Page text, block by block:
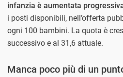
infanzia è aumentata
i posti disponibili, nell’offerta
ogni 100 bambini. La quota è
successivo e al 31,6 attuale.
Manca poco più di un